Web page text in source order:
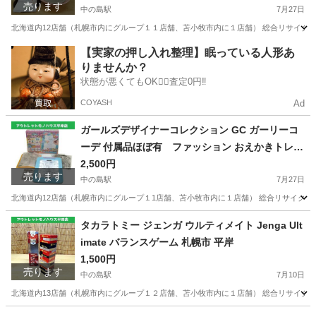
売ります 中の島駅 7月27日
北海道内12店舗（札幌市内にグループ１１店舗、苫小牧市内に１店舗） 総合リサイ
北海道 札幌市 中の島駅 調理器具 ミヤザキ
【実家の押し入れ整理】眠っている人形あ
りませんか？
状態が悪くてもOK🙆‍♀️査定0円‼️
COYASH Ad
売ります
ガールズデザイナーコレクション GC ガーリーコ
ーデ 付属品ほぼ有 ファッション おえかきトレー
サー トレース台 ☆ PayPay(ペイペイ)決済可能
☆ 札幌市 豊平区 平岸 平岸店
2,500円
中の島駅 7月27日
北海道内12店舗（札幌市内にグループ１1店舗、苫小牧市内に１店舗） 総合リサイ
北海道 札幌市 中の島駅 おもちゃ
売ります
タカラトミー ジェンガ ウルティメイト Jenga Ult
imate バランスゲーム 札幌市 平岸
1,500円
中の島駅 7月10日
北海道内13店舗（札幌市内にグループ１２店舗、苫小牧市内に１店舗） 総合リサイ